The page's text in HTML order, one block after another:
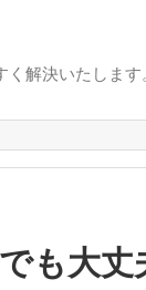
解決いたしま
も大